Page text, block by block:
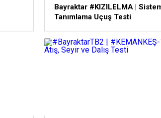
Bayraktar #KIZILELMA |
Tanımlama Uçuş Testi